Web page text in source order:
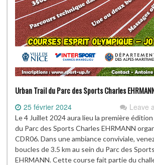
Urban Trail du Parc des Sports Charles
25 février 2024 Leave
Le 4 Juillet 2024 aura lieu la première édition
du Parc des Sports Charles EHRMANN
CDR06. Dans une ambiance conviviale,
boucles de 3.5 km au sein du Parc des
EHRMANN. Cette course fait partie du